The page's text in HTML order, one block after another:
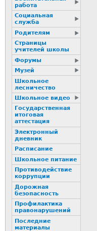
работа
Социальная
служба
Родителям
Страницы
учителей школы
Форумы
Музей
Школьное
лесничество
Школьное видео
Государственная
итоговая
аттестация
Электронный
дневник
Расписание
Школьное питание
Пpотиводействие
коppупции
Дорожная
безопасность
Профилактика
пpaвонаpушений
Последние
материалы